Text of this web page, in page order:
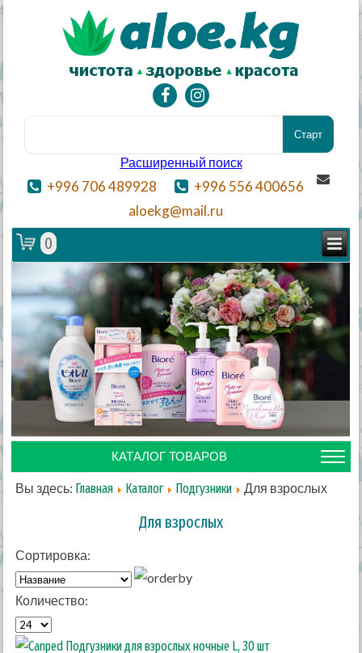
Расширенный поиск
+996 706 489928
+996 556 400656
aloekg@mail.ru
0
КАТАЛОГ ТОВАРОВ
Вы здесь: Главная Каталог Подгузники Для взрослых
Для взрослых
Сортировка:
Количество: